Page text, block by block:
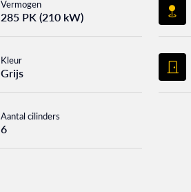
Vermogen
285 PK (210 kW)
Kleur
Grijs
Aantal cilinders
6